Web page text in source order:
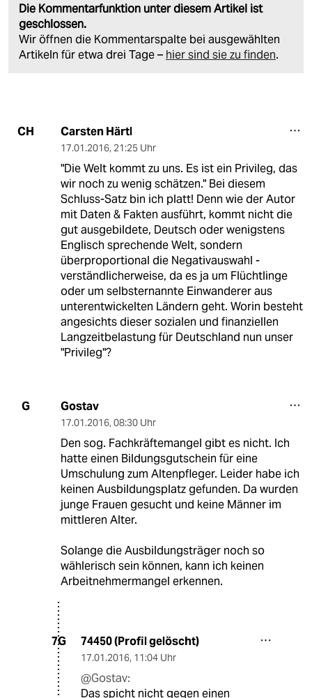
Die Kommentarfunktion unter diesem Artikel ist
geschlossen.
Wir öffnen die Kommentarspalte bei ausgewählten
Artikeln für etwa drei Tage – hier sind sie zu finden.
CH Carsten Härtl
17.01.2016, 21:25 Uhr
"Die Welt kommt zu uns. Es ist ein Privileg, das
wir noch zu wenig schätzen." Bei diesem
Schluss-Satz bin ich platt! Denn wie der Autor
mit Daten & Fakten ausführt, kommt nicht die
gut ausgebildete, Deutsch oder wenigstens
Englisch sprechende Welt, sondern
überproportional die Negativauswahl -
verständlicherweise, da es ja um Flüchtlinge
oder um selbsternannte Einwanderer aus
unterentwickelten Ländern geht. Worin besteht
angesichts dieser sozialen und finanziellen
Langzeitbelastung für Deutschland nun unser
"Privileg"?
G Gostav
17.01.2016, 08:30 Uhr
Den sog. Fachkräftemangel gibt es nicht. Ich
hatte einen Bildungsgutschein für eine
Umschulung zum Altenpfleger. Leider habe ich
keinen Ausbildungsplatz gefunden. Da wurden
junge Frauen gesucht und keine Männer im
mittleren Alter.
Solange die Ausbildungsträger noch so
wählerisch sein können, kann ich keinen
Arbeitnehmermangel erkennen.
7G 74450 (Profil gelöscht)
17.01.2016, 11:04 Uhr
@Gostav:
Das spicht nicht gegen einen